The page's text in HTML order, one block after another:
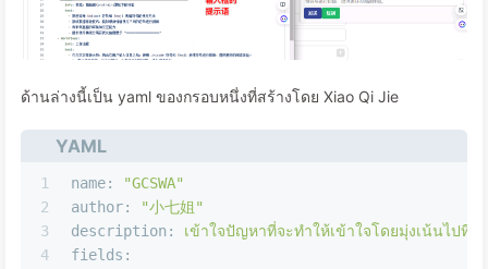
ด้านล่างนี้เป็น yaml ของกรอบหนึ่งที่สร้างโดย Xiao Qi Jie
YAML
1
2
3
4
name:
"GCSWA"
author:
"小七姐"
description:
เข้าใจปัญหาที่จะทำให้เข้าใจโดยมุ่งเน้นไปที่ก
fields: